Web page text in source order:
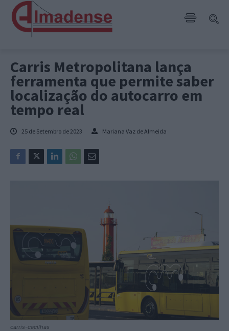
Carris Metropolitana lança
ferramenta que permite saber
localização do autocarro em
tempo real
25 de Setembro de 2023 Mariana Vaz de Almeida
carris-cacilhas